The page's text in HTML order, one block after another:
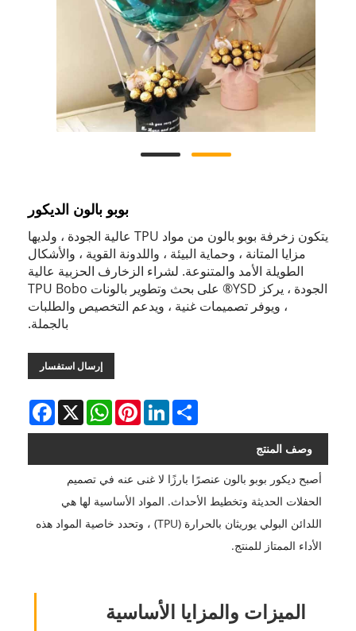
بوبو بالون الديكور
يتكون زخرفة بوبو بالون من مواد TPU عالية الجودة ، ولديها
مزايا المتانة ، وحماية البيئة ، واللدونة القوية ، والأشكال
الطويلة الأمد والمتنوعة. لشراء الزخارف الحزبية عالية
الجودة ، يركز YSD® على بحث وتطوير بالونات TPU Bobo
، ويوفر تصميمات غنية ، ويدعم التخصيص والطلبات
بالجملة.
إرسال استفسار
Facebook X
WhatsAppPinterestLinkedInShare
وصف المنتج
أصبح ديكور بوبو بالون عنصرًا بارزًا لا غنى عنه في تصميم
الحفلات الحديثة وتخطيط الأحداث. المواد الأساسية لها هي
اللدائن البولي يوريثان بالحرارة (TPU) ، وتحدد خاصية المواد هذه
الأداء الممتاز للمنتج.
الميزات والمزايا الأساسية